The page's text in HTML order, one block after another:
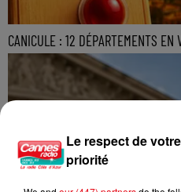
CANICULE : 12 DÉPARTEMENTS EN
Le respect de
priorité